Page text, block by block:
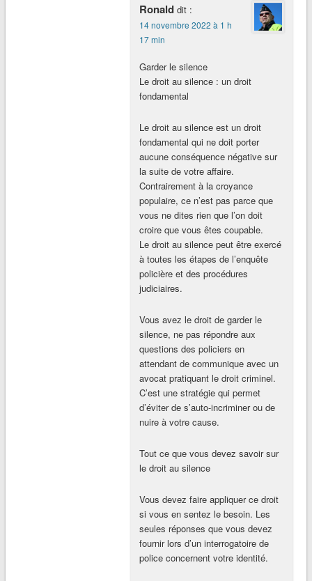
Ronald dit :
14 novembre 2022 à 1 h
17 min
Garder le silence
Le droit au silence : un droit
fondamental
​Le droit au silence est un droit
fondamental qui ne doit porter
aucune conséquence négative sur
la suite de votre affaire.
Contrairement à la croyance
populaire, ce n’est pas parce que
vous ne dites rien que l’on doit
croire que vous êtes coupable.
Le droit au silence peut être exercé
à toutes les étapes de l’enquête
policière et des procédures
judiciaires.
Vous avez le droit de garder le
silence, ne pas répondre aux
questions des policiers en
attendant de communique avec un
avocat pratiquant le droit criminel.
C’est une stratégie qui permet
d’éviter de s’auto-incriminer ou de
nuire à votre cause.
Tout ce que vous devez savoir sur
le droit au silence
Vous devez faire appliquer ce droit
si vous en sentez le besoin. Les
seules réponses que vous devez
fournir lors d’un interrogatoire de
police concernent votre identité.